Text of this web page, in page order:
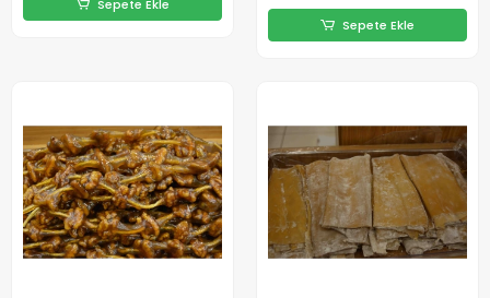
Sepete Ekle
Sepete Ekle